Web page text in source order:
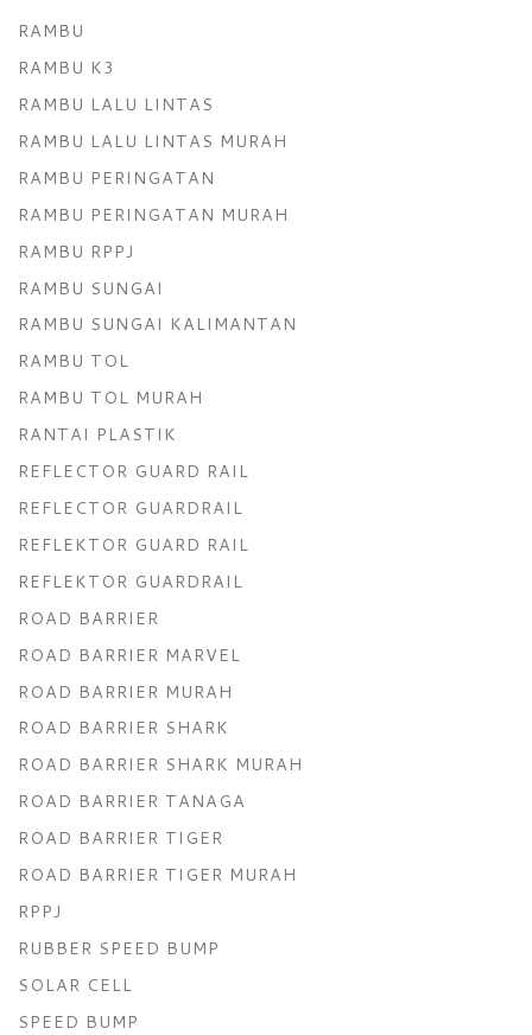
RAMBU
RAMBU K3
RAMBU LALU LINTAS
RAMBU LALU LINTAS MURAH
RAMBU PERINGATAN
RAMBU PERINGATAN MURAH
RAMBU RPPJ
RAMBU SUNGAI
RAMBU SUNGAI KALIMANTAN
RAMBU TOL
RAMBU TOL MURAH
RANTAI PLASTIK
REFLECTOR GUARD RAIL
REFLECTOR GUARDRAIL
REFLEKTOR GUARD RAIL
REFLEKTOR GUARDRAIL
ROAD BARRIER
ROAD BARRIER MARVEL
ROAD BARRIER MURAH
ROAD BARRIER SHARK
ROAD BARRIER SHARK MURAH
ROAD BARRIER TANAGA
ROAD BARRIER TIGER
ROAD BARRIER TIGER MURAH
RPPJ
RUBBER SPEED BUMP
SOLAR CELL
SPEED BUMP